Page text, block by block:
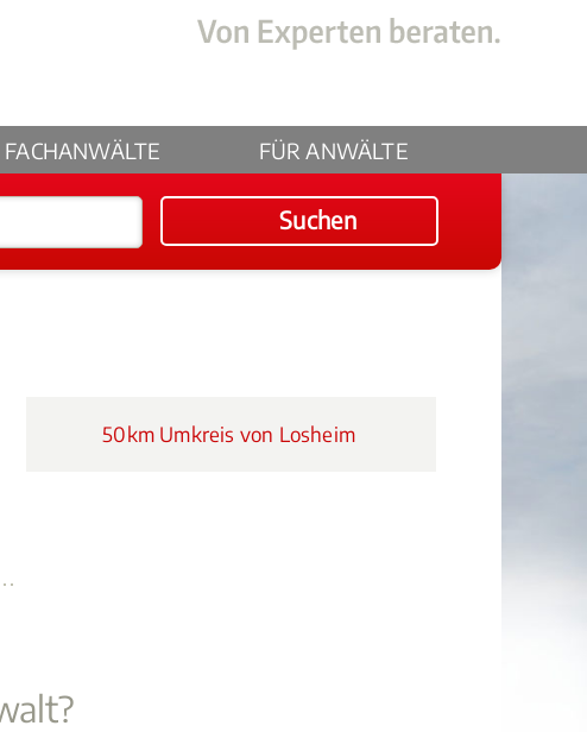
FACHANWÄLTE FÜR ANWÄLTE
Suchen
50km Umkreis von Losheim